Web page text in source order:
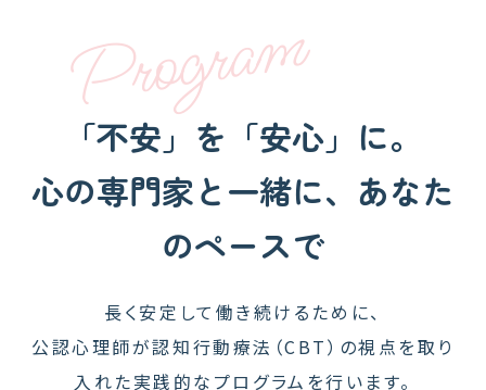
「不安」を「安心」に。
心の専門家と一緒に、あなた
のペースで
長く安定して働き続けるために、
公認心理師が認知行動療法（CBT）の視点を取り
入れた実践的なプログラムを行います。